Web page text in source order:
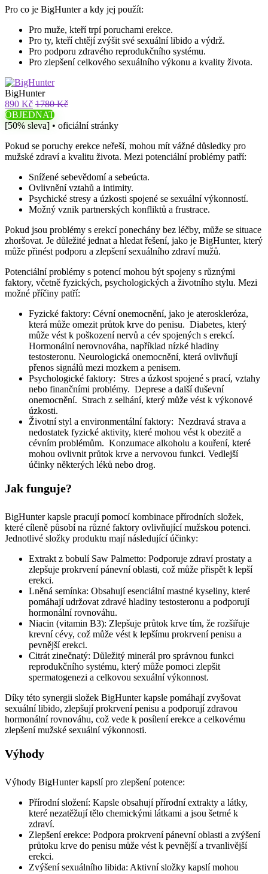
Pro co je BigHunter a kdy jej použít:
Pro muže, kteří trpí poruchami erekce.
Pro ty, kteří chtějí zvýšit své sexuální libido a výdrž.
Pro podporu zdravého reprodukčního systému.
Pro zlepšení celkového sexuálního výkonu a kvality života.
BigHunter
890 Kč 1780 Kč
OBJEDNAT
[50% sleva] • oficiální stránky
Pokud se poruchy erekce neřeší, mohou mít vážné důsledky pro
mužské zdraví a kvalitu života. Mezi potenciální problémy patří:
Snížené sebevědomí a sebeúcta.
Ovlivnění vztahů a intimity.
Psychické stresy a úzkosti spojené se sexuální výkonností.
Možný vznik partnerských konfliktů a frustrace.
Pokud jsou problémy s erekcí ponechány bez léčby, může se situace
zhoršovat. Je důležité jednat a hledat řešení, jako je BigHunter, který
může přinést podporu a zlepšení sexuálního zdraví mužů.
Potenciální problémy s potencí mohou být spojeny s různými
faktory, včetně fyzických, psychologických a životního stylu. Mezi
možné příčiny patří:
Fyzické faktory: Cévní onemocnění, jako je ateroskleróza,
která může omezit průtok krve do penisu. Diabetes, který
může vést k poškození nervů a cév spojených s erekcí.
Hormonální nerovnováha, například nízké hladiny
testosteronu. Neurologická onemocnění, která ovlivňují
přenos signálů mezi mozkem a penisem.
Psychologické faktory: Stres a úzkost spojené s prací, vztahy
nebo finančními problémy. Deprese a další duševní
onemocnění. Strach z selhání, který může vést k výkonové
úzkosti.
Životní styl a environmentální faktory: Nezdravá strava a
nedostatek fyzické aktivity, které mohou vést k obezitě a
cévním problémům. Konzumace alkoholu a kouření, které
mohou ovlivnit průtok krve a nervovou funkci. Vedlejší
účinky některých léků nebo drog.
Jak funguje?
BigHunter kapsle pracují pomocí kombinace přírodních složek,
které cíleně působí na různé faktory ovlivňující mužskou potenci.
Jednotlivé složky produktu mají následující účinky:
Extrakt z bobulí Saw Palmetto: Podporuje zdraví prostaty a
zlepšuje prokrvení pánevní oblasti, což může přispět k lepší
erekci.
Lněná semínka: Obsahují esenciální mastné kyseliny, které
pomáhají udržovat zdravé hladiny testosteronu a podporují
hormonální rovnováhu.
Niacin (vitamin B3): Zlepšuje průtok krve tím, že rozšiřuje
krevní cévy, což může vést k lepšímu prokrvení penisu a
pevnější erekci.
Citrát zinečnatý: Důležitý minerál pro správnou funkci
reprodukčního systému, který může pomoci zlepšit
spermatogenezi a celkovou sexuální výkonnost.
Díky této synergii složek BigHunter kapsle pomáhají zvyšovat
sexuální libido, zlepšují prokrvení penisu a podporují zdravou
hormonální rovnováhu, což vede k posílení erekce a celkovému
zlepšení mužské sexuální výkonnosti.
Výhody
Výhody BigHunter kapslí pro zlepšení potence:
Přírodní složení: Kapsle obsahují přírodní extrakty a látky,
které nezatěžují tělo chemickými látkami a jsou šetrné k
zdraví.
Zlepšení erekce: Podpora prokrvení pánevní oblasti a zvýšení
průtoku krve do penisu může vést k pevnější a trvanlivější
erekci.
Zvýšení sexuálního libida: Aktivní složky kapslí mohou